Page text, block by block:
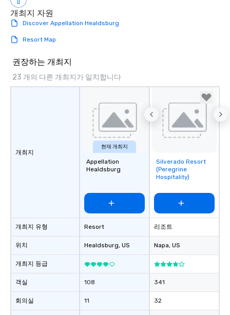
What’s more, your
a special warm
from the restaurant
be printed featuring
which can be an
transportation pick-
as well as an event
experience, we can
an evening helicopter
glittering lights of The
Memorable
Smacking Foodie
to gather and dine
experienced, and all
are special, from the
last. It’s an
개최지 자원
Discover Appellation Healdsburg
Resort Map
권장하는 개최지
23 개의 다른 개최지가 일치합니다
개최지
개최지 유형
위치
개최지 등급
객실
회의실
현재 개최지
Appellation
Healdsburg
Resort
Healdsburg, US
108
11
Removed from
favorites
Silverado Resort
(Peregrine
Hospitality)
리조트
Napa, US
341
32